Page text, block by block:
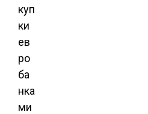
куп
ки
ев
ро
ба
нка
ми